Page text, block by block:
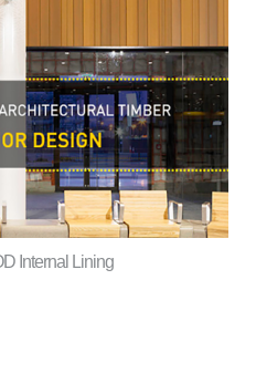
Internal Lining